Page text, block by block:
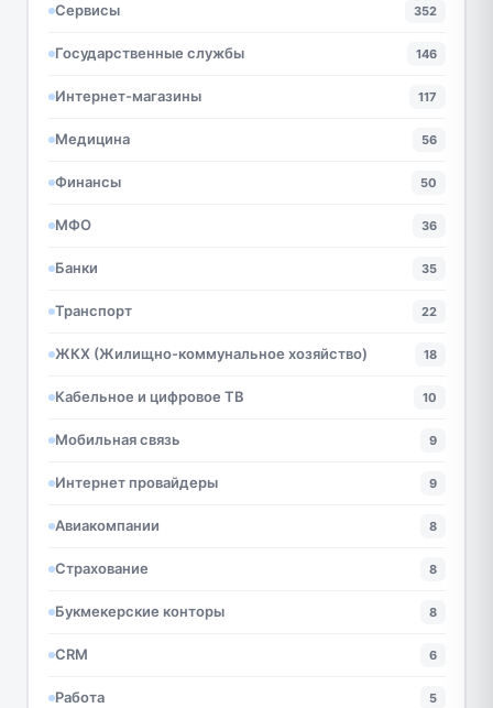
Сервисы 352
Государственные службы 146
Интернет-магазины 117
Медицина 56
Финансы 50
МФО 36
Банки 35
Транспорт 22
ЖКХ (Жилищно-коммунальное хозяйство) 18
Кабельное и цифровое ТВ 10
Мобильная связь 9
Интернет провайдеры 9
Авиакомпании 8
Страхование 8
Букмекерские конторы 8
CRM 6
Работа 5